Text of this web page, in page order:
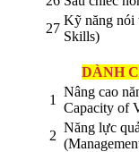
27
Kỹ năng nói
Skills)
DÀNH
1
Nâng cao
Capacity of
2
Năng lực